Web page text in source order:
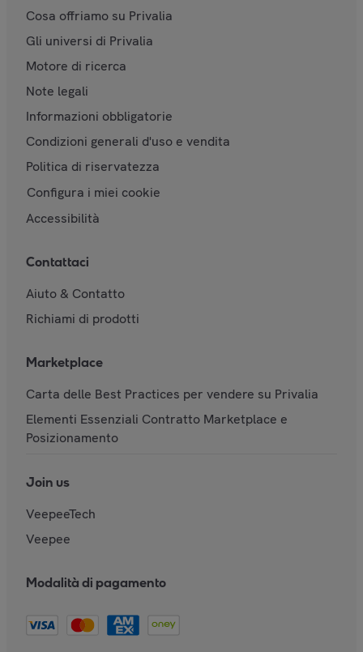
Cosa offriamo su Privalia
Gli universi di Privalia
Motore di ricerca
Note legali
Informazioni obbligatorie
Condizioni generali d'uso e vendita
Politica di riservatezza
Configura i miei cookie
Accessibilità
Contattaci
Aiuto & Contatto
Richiami di prodotti
Marketplace
Carta delle Best Practices per vendere su Privalia
Elementi Essenziali Contratto Marketplace e
Posizionamento
Join us
VeepeeTech
Veepee
Modalità di pagamento